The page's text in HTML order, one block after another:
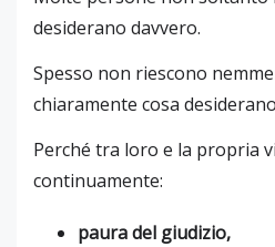
desiderano davvero.
Spesso non riescono
chiaramente cosa
Perché tra loro e la propria
continuamente:
paura del giudizio,